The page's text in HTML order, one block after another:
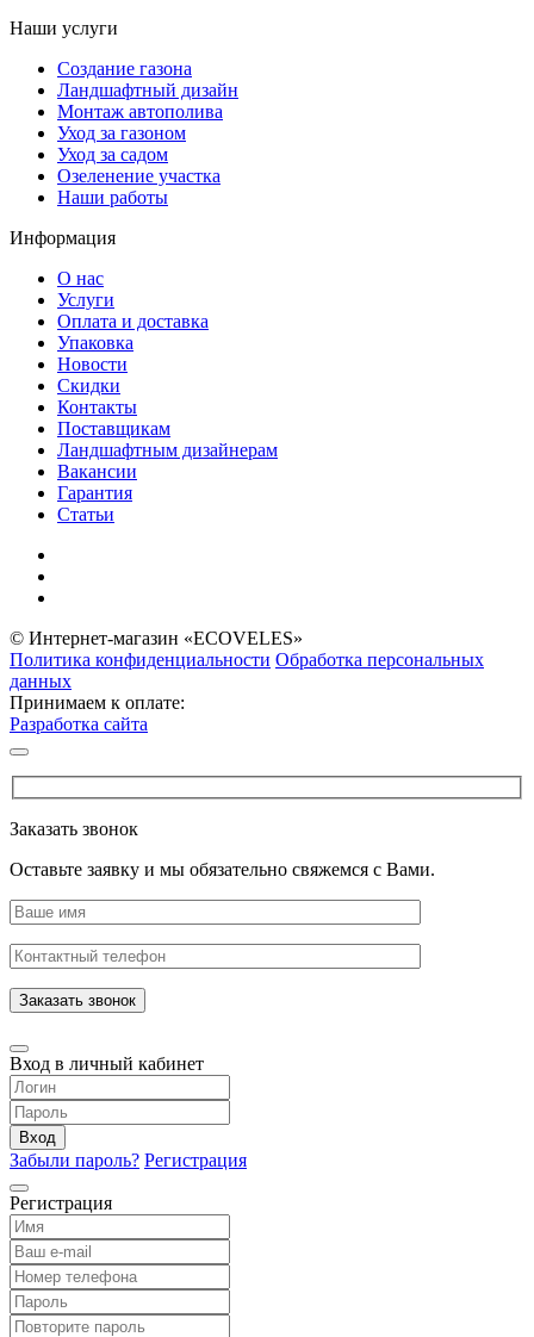
Наши услуги
Создание газона
Ландшафтный дизайн
Монтаж автополива
Уход за газоном
Уход за садом
Озеленение участка
Наши работы
Информация
О нас
Услуги
Оплата и доставка
Упаковка
Новости
Скидки
Контакты
Поставщикам
Ландшафтным дизайнерам
Вакансии
Гарантия
Статьи
© Интернет-магазин «ECOVELES»
Политика конфиденциальности Обработка персональных
данных
Принимаем к оплате:
Разработка сайта
Заказать звонок
Оставьте заявку и мы обязательно свяжемся с Вами.
Заказать звонок
Вход в личный кабинет
Вход
Забыли пароль? Регистрация
Регистрация